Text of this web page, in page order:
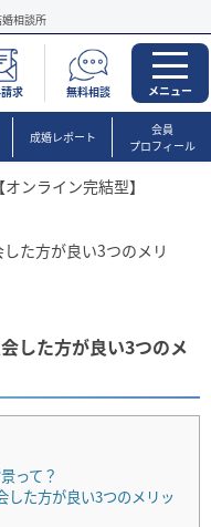
相談所
求 無料相談 メニュー
成婚レポート
会員
プロフィール
ンライン完結型】
た方が良い3つのメリ
した方が良い3つのメ
って？
した方が良い3つのメリッ